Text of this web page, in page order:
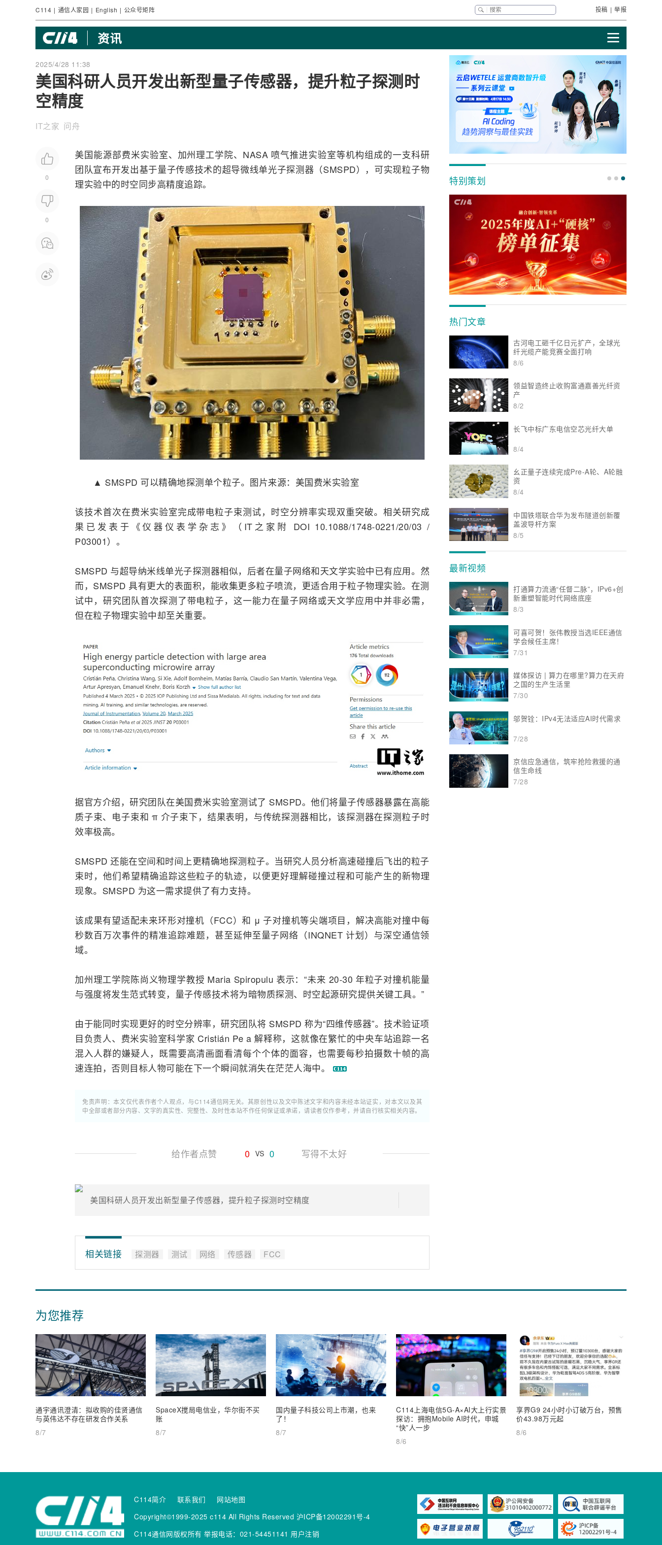
C114 | 通信人家园 | English | 公众号矩阵 投稿 | 举报
资讯
2025/4/28 11:38
美国科研人员开发出新型量子传感器，提升粒子探测时
空精度
IT之家 问舟
0
0
美国能源部费米实验室、加州理工学院、NASA 喷气推进实验室等机构组成的一支科研
团队宣布开发出基于量子传感技术的超导微线单光子探测器 （SMSPD），可实现粒子物
理实验中的时空同步高精度追踪。
▲ SMSPD 可以精确地探测单个粒子。图片来源：美国费米实验室
该技术首次在费米实验室完成带电粒子束测试，时空分辨率实现双重突破。相关研究成
果已发表于《仪器仪表学杂志》（IT之家附 DOI 10.1088/1748-0221/20/03 /
P03001）。
SMSPD 与超导纳米线单光子探测器相似，后者在量子网络和天文学实验中已有应用。然
而，SMSPD 具有更大的表面积，能收集更多粒子喷流，更适合用于粒子物理实验。在测
试中，研究团队首次探测了带电粒子，这一能力在量子网络或天文学应用中并非必需，
但在粒子物理实验中却至关重要。
据官方介绍，研究团队在美国费米实验室测试了 SMSPD。他们将量子传感器暴露在高能
质子束、电子束和 π 介子束下，结果表明，与传统探测器相比，该探测器在探测粒子时
效率极高。
SMSPD 还能在空间和时间上更精确地探测粒子。当研究人员分析高速碰撞后飞出的粒子
束时，他们希望精确追踪这些粒子的轨迹，以便更好理解碰撞过程和可能产生的新物理
现象。SMSPD 为这一需求提供了有力支持。
该成果有望适配未来环形对撞机（FCC）和 μ 子对撞机等尖端项目，解决高能对撞中每
秒数百万次事件的精准追踪难题，甚至延伸至量子网络（INQNET 计划）与深空通信领
域。
加州理工学院陈尚义物理学教授 Maria Spiropulu 表示：“未来 20-30 年粒子对撞机能量
与强度将发生范式转变，量子传感技术将为暗物质探测、时空起源研究提供关键工具。”
由于能同时实现更好的时空分辨率，研究团队将 SMSPD 称为“四维传感器”。技术验证项
目负责人、费米实验室科学家 Cristián Pe a 解释称，这就像在繁忙的中央车站追踪一名
混入人群的嫌疑人，既需要高清画面看清每个个体的面容，也需要每秒拍摄数十帧的高
速连拍，否则目标人物可能在下一个瞬间就消失在茫茫人海中。
免责声明：本文仅代表作者个人观点，与C114通信网无关。其原创性以及文中陈述文字和内容未经本站证实，对本文以及其
中全部或者部分内容、文字的真实性、完整性、及时性本站不作任何保证或承诺，请读者仅作参考，并请自行核实相关内容。
给作者点赞 0 VS 0 写得不太好
美国科研人员开发出新型量子传感器，提升粒子探测时空精度
相关链接 探测器 测试 网络 传感器 FCC
特别策划
热门文章
古河电工砸千亿日元扩产，全球光
纤光缆产能竞赛全面打响
8/6
领益智造终止收购富通嘉善光纤资
产
8/2
长飞中标广东电信空芯光纤大单
8/4
幺正量子连续完成Pre-A轮、A轮融
资
8/4
中国铁塔联合华为发布隧道创新覆
盖波导杆方案
8/5
最新视频
打通算力流通“任督二脉”，IPv6+创
新重塑智能时代网络底座
8/3
可喜可贺！张伟教授当选IEEE通信
学会候任主席！
7/31
媒体探访 | 算力在哪里?算力在天府
之国的生产生活里
7/30
邬贺铨：IPv4无法适应AI时代需求
7/28
京信应急通信，筑牢抢险救援的通
信生命线
7/28
为您推荐
通宇通讯澄清：拟收购的佳贤通信
与英伟达不存在研发合作关系
8/7
SpaceX搅局电信业，华尔街不买
账
8/7
国内量子科技公司上市潮，也来
了！
8/7
C114上海电信5G-A×AI大上行实景
探访：拥抱Mobile AI时代，申城
“快”人一步
8/6
享界G9 24小时小订破万台，预售
价43.98万元起
8/6
C114简介 联系我们
网站地图
Copyright©1999-2025 c114 All Rights Reserved 沪ICP备12002291号-4
C114通信网版权所有 举报电话：021-54451141 用户注销